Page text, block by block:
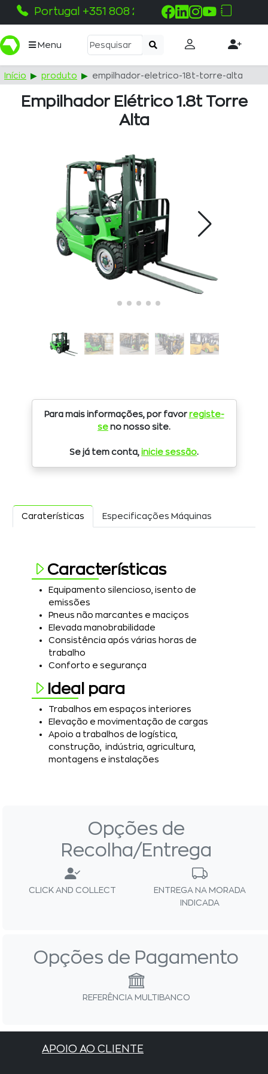
Portugal +351 808 215 115
Menu
Início produto empilhador-eletrico-18t-torre-alta
Empilhador Elétrico 1.8t Torre
Alta
Para mais informações, por favor registe-
se no nosso site.
Se já tem conta, inicie sessão.
Caraterísticas Especificações Máquinas
Características
Equipamento silencioso, isento de
emissões
Pneus não marcantes e maciços
Elevada manobrabilidade
Consistência após várias horas de
trabalho
Conforto e segurança
Ideal para
Trabalhos em espaços interiores
Elevação e movimentação de cargas
Apoio a trabalhos de logística,
construção, indústria, agricultura,
montagens e instalações
Opções de
Recolha/Entrega
CLICK AND COLLECT
ENTREGA NA MORADA
INDICADA
Opções de Pagamento
REFERÊNCIA MULTIBANCO
APOIO AO CLIENTE